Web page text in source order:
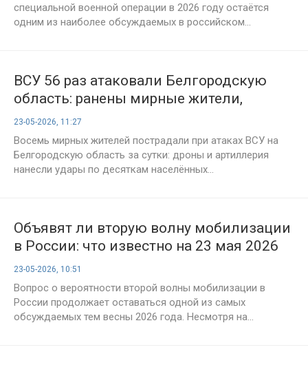
специальной военной операции в 2026 году остаётся
одним из наиболее обсуждаемых в российском...
ВСУ 56 раз атаковали Белгородскую
область: ранены мирные жители,
повреждены дома и техника
23-05-2026, 11:27
Восемь мирных жителей пострадали при атаках ВСУ на
Белгородскую область за сутки: дроны и артиллерия
нанесли удары по десяткам населённых...
Объявят ли вторую волну мобилизации
в России: что известно на 23 мая 2026
года, последние заявления и оценки
экспертов
23-05-2026, 10:51
Вопрос о вероятности второй волны мобилизации в
России продолжает оставаться одной из самых
обсуждаемых тем весны 2026 года. Несмотря на...